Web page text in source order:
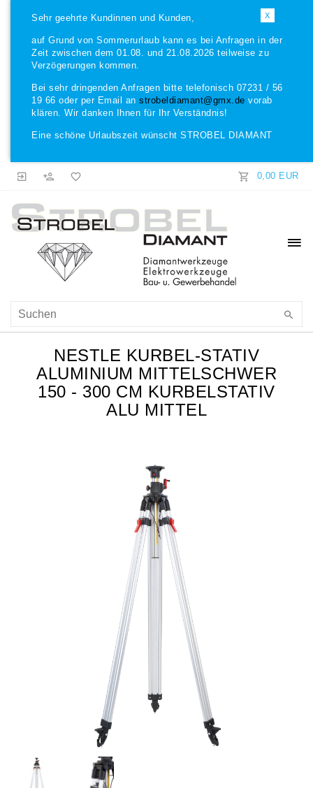
X
Sehr geehrte Kundinnen und Kunden,
auf Grund von Sommerurlaub kann es bei Anfragen in der
Zeit zwischen dem 01.08. und 21.08.2026 teilweise zu
Verzögerungen kommen.
Bei sehr dringenden Anfragen bitte telefonisch 07231 / 56
19 66 oder per Email an strobeldiamant@gmx.de vorab
klären. Wir danken Ihnen für Ihr Verständnis!
Eine schöne Urlaubszeit wünscht STROBEL DIAMANT
0,00 EUR
NESTLE KURBEL-STATIV
ALUMINIUM MITTELSCHWER
150 - 300 CM KURBELSTATIV
ALU MITTEL